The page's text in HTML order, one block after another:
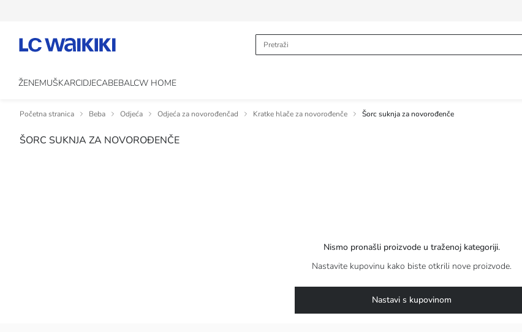
ŽENEMUŠKARCIDJECABEBALCW HOME
Početna stranica Beba Odjeća Odjeća za novorođenčad Kratke hlače za novorođenče Šorc suknja za novorođenče
ŠORC SUKNJA ZA NOVOROĐENČE
Nismo pronašli proizvode u traženoj kategoriji.
Nastavite kupovinu kako biste otkrili nove proizvode.
Nastavi s kupovinom